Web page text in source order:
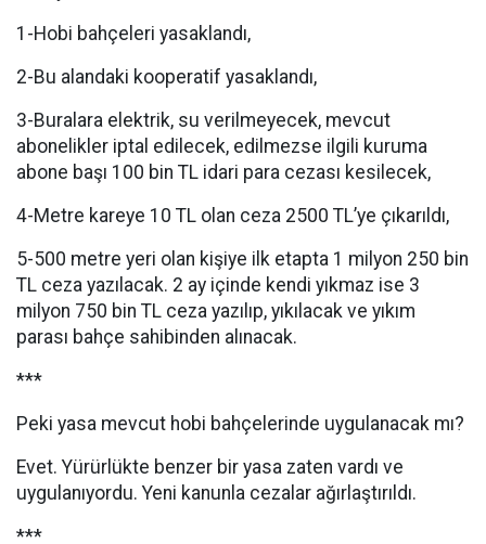
1-Hobi bahçeleri yasaklandı,
2-Bu alandaki kooperatif yasaklandı,
3-Buralara elektrik, su verilmeyecek, mevcut
abonelikler iptal edilecek, edilmezse ilgili kuruma
abone başı 100 bin TL idari para cezası kesilecek,
4-Metre kareye 10 TL olan ceza 2500 TL’ye çıkarıldı,
5-500 metre yeri olan kişiye ilk etapta 1 milyon 250 bin
TL ceza yazılacak. 2 ay içinde kendi yıkmaz ise 3
milyon 750 bin TL ceza yazılıp, yıkılacak ve yıkım
parası bahçe sahibinden alınacak.
***
Peki yasa mevcut hobi bahçelerinde uygulanacak mı?
Evet. Yürürlükte benzer bir yasa zaten vardı ve
uygulanıyordu. Yeni kanunla cezalar ağırlaştırıldı.
***